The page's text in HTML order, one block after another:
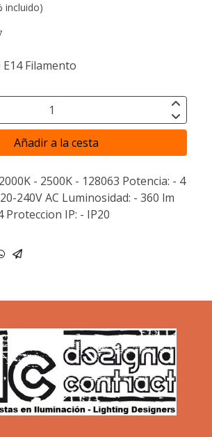
incluido)
Filamento
Añadir a la cesta
- 2500K - 128063 Potencia: - 4
240V AC Luminosidad: - 360 lm
Proteccion IP: - IP20